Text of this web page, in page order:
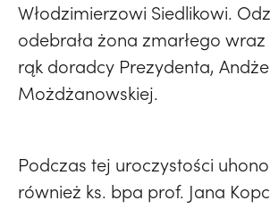
Włodzimierzowi Siedlikowi.
odebrała żona zmarłego
rąk doradcy Prezydenta,
Możdżanowskiej.
Podczas tej uroczystości
również ks. bpa prof. Jana